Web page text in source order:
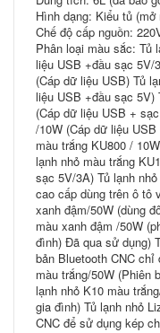
Hình dạng: Kiểu tủ (mở
Chế độ cấp nguồn:
Phân loại màu sắc: Tủ
liệu USB +đầu sạc 5V/
(Cáp dữ liệu USB) Tủ
liệu USB +đầu sạc 5V)
(Cáp dữ liệu USB +
/10W (Cáp dữ liệu
màu trắng KU800 /
lạnh nhỏ màu trắng
sạc 5V/3A) Tủ lạnh
cao cấp dùng trên ô tô
xanh đậm/50W (dùng
màu xanh đậm /50W
đình) Đã qua sử dụng)
bản Bluetooth CNC chỉ
màu trắng/50W (Phiên
lạnh nhỏ K10 màu
gia đình) Tủ lạnh nhỏ
CNC để sử dụng kép